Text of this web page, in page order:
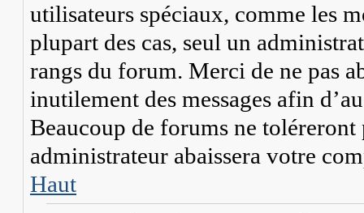
utilisateurs spéciaux, comme les
plupart des cas, seul un
rangs du forum. Merci de ne pas
inutilement des messages afin
Beaucoup de forums ne
administrateur abaissera votre
Haut